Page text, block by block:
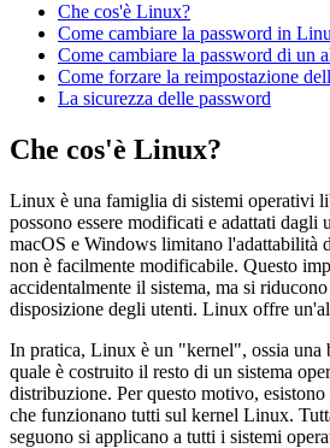
Che cos'è Linux?
Come cambiare la password in
Come cambiare la password di un
Come forzare la reimpostazione
La sicurezza delle password
Che cos'è Linux?
Linux è una famiglia di sistemi operativi
possono essere modificati e adattati dagli
macOS e Windows limitano l'adattabilità
non è facilmente modificabile. Questo
accidentalmente il sistema, ma si
disposizione degli utenti. Linux offre
In pratica, Linux è un "kernel", ossia una
quale è costruito il resto di un sistema
distribuzione. Per questo motivo,
che funzionano tutti sul kernel Linux.
seguono si applicano a tutti i sistemi